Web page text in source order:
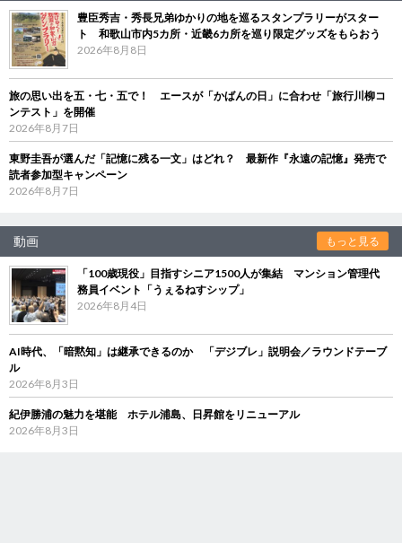
豊臣秀吉・秀長兄弟ゆかりの地を巡るスタンプラリーがスター
ト 和歌山市内5カ所・近畿6カ所を巡り限定グッズをもらおう
2026年8月8日
旅の思い出を五・七・五で！ エースが「かばんの日」に合わせ「旅行川柳コ
ンテスト」を開催
2026年8月7日
東野圭吾が選んだ「記憶に残る一文」はどれ？ 最新作『永遠の記憶』発売で
読者参加型キャンペーン
2026年8月7日
動画 もっと見る
「100歳現役」目指すシニア1500人が集結 マンション管理代
務員イベント「うぇるねすシップ」
2026年8月4日
AI時代、「暗黙知」は継承できるのか 「デジブレ」説明会／ラウンドテーブ
ル
2026年8月3日
紀伊勝浦の魅力を堪能 ホテル浦島、日昇館をリニューアル
2026年8月3日